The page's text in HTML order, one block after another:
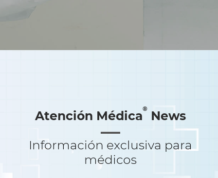
Atención Médica® News
Información exclusiva para
médicos